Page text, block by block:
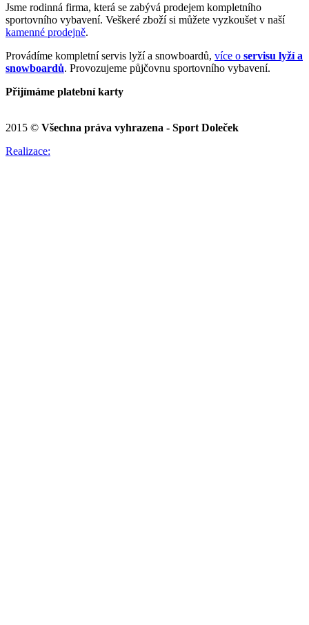
Jsme rodinná firma, která se zabývá prodejem kompletního
sportovního vybavení. Veškeré zboží si můžete vyzkoušet v naší
kamenné prodejně.
Provádíme kompletní servis lyží a snowboardů, více o servisu lyží a
snowboardů. Provozujeme půjčovnu sportovního vybavení.
Přijímáme platební karty
2015 © Všechna práva vyhrazena - Sport Doleček
Realizace: